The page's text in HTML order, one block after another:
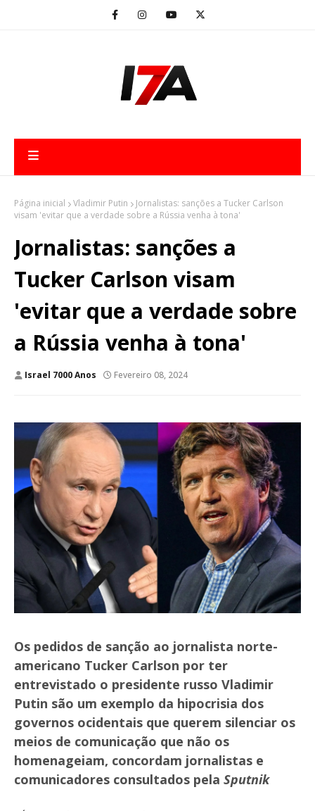
Página inicial Vladimir Putin
Jornalistas: sanções a Tucker Carlson
visam 'evitar que a verdade sobre a Rússia venha à tona'
Jornalistas: sanções a
Tucker Carlson visam
'evitar que a verdade sobre
a Rússia venha à tona'
Israel 7000 Anos Fevereiro 08, 2024
Os pedidos de sanção ao jornalista norte-
americano Tucker Carlson por ter
entrevistado o presidente russo Vladimir
Putin são um exemplo da hipocrisia dos
governos ocidentais que querem silenciar os
meios de comunicação que não os
homenageiam, concordam jornalistas e
comunicadores consultados pela Sputnik